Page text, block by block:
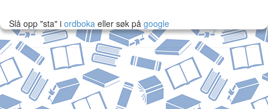
Slå opp "sta" i ordboka eller søk på google